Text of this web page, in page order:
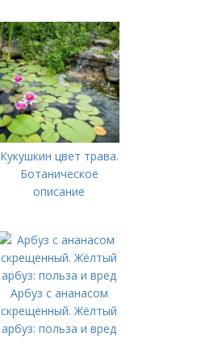
Кукушкин цвет трава.
Ботаническое
описание
Арбуз с ананасом
скрещенный. Жёлтый
арбуз: польза и вред